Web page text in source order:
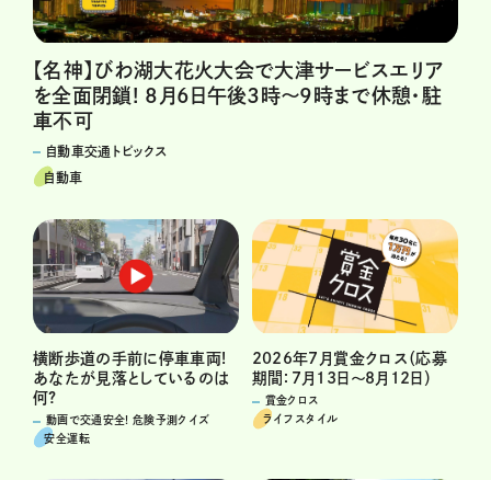
【名神】びわ湖大花火大会で大津サービスエリア
を全面閉鎖! 8月6日午後3時～9時まで休憩・駐
車不可
自動車交通トピックス
自動車
横断歩道の手前に停車車両!
あなたが見落としているのは
何?
動画で交通安全! 危険予測クイズ
安全運転
2026年7月賞金クロス（応募
期間：7月13日～8月12日）
賞金クロス
ライフスタイル